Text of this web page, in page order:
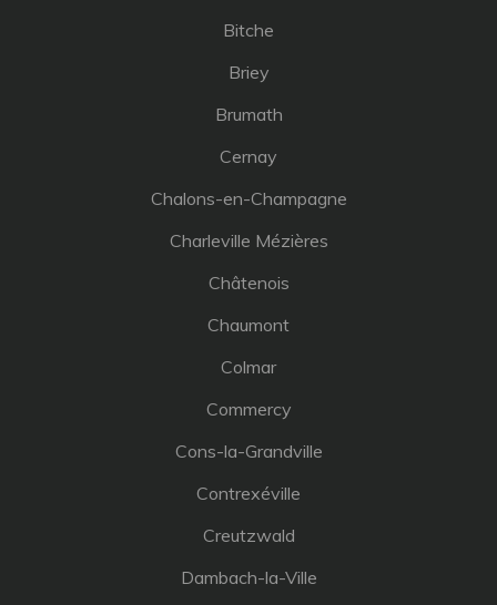
Bitche
Briey
Brumath
Cernay
Chalons-en-Champagne
Charleville Mézières
Châtenois
Chaumont
Colmar
Commercy
Cons-la-Grandville
Contrexéville
Creutzwald
Dambach-la-Ville